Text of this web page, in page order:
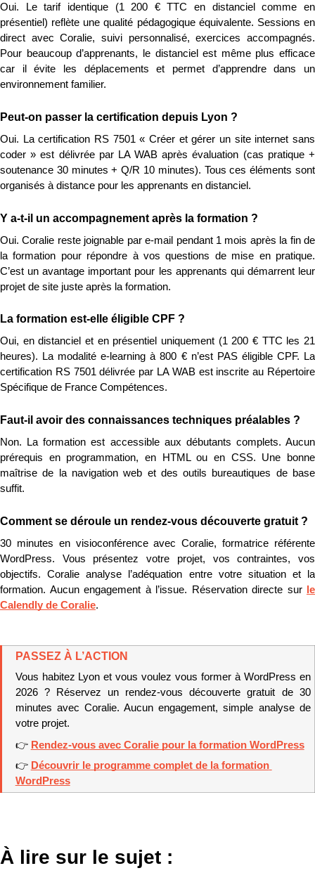
Oui. Le tarif identique (1 200 € TTC en distanciel comme en
présentiel) reflète une qualité pédagogique équivalente. Sessions en
direct avec Coralie, suivi personnalisé, exercices accompagnés.
Pour beaucoup d’apprenants, le distanciel est même plus efficace
car il évite les déplacements et permet d’apprendre dans un
environnement familier.
Peut-on passer la certification depuis Lyon ?
Oui. La certification RS 7501 « Créer et gérer un site internet sans
coder » est délivrée par LA WAB après évaluation (cas pratique +
soutenance 30 minutes + Q/R 10 minutes). Tous ces éléments sont
organisés à distance pour les apprenants en distanciel.
Y a-t-il un accompagnement après la formation ?
Oui. Coralie reste joignable par e-mail pendant 1 mois après la fin de
la formation pour répondre à vos questions de mise en pratique.
C’est un avantage important pour les apprenants qui démarrent leur
projet de site juste après la formation.
La formation est-elle éligible CPF ?
Oui, en distanciel et en présentiel uniquement (1 200 € TTC les 21
heures). La modalité e-learning à 800 € n’est PAS éligible CPF. La
certification RS 7501 délivrée par LA WAB est inscrite au Répertoire
Spécifique de France Compétences.
Faut-il avoir des connaissances techniques préalables ?
Non. La formation est accessible aux débutants complets. Aucun
prérequis en programmation, en HTML ou en CSS. Une bonne
maîtrise de la navigation web et des outils bureautiques de base
suffit.
Comment se déroule un rendez-vous découverte gratuit ?
30 minutes en visioconférence avec Coralie, formatrice référente
WordPress. Vous présentez votre projet, vos contraintes, vos
objectifs. Coralie analyse l’adéquation entre votre situation et la
formation. Aucun engagement à l’issue. Réservation directe sur
le
Calendly de Coralie.
PASSEZ À L’ACTION
Vous habitez Lyon et vous voulez vous former à WordPress en
2026 ? Réservez un rendez-vous découverte gratuit de 30
minutes avec Coralie. Aucun engagement, simple analyse de
votre projet.
👉 Rendez-vous avec Coralie pour la formation WordPress
👉 Découvrir le programme complet de la formation
WordPress
À lire sur le sujet :